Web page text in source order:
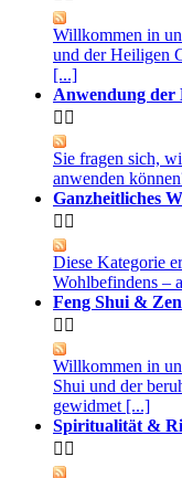
Willkommen in
und der Heiligen
[...]
Anwendung der
 
Sie fragen sich,
anwenden
Ganzheitliches
 
Diese Kategorie
Wohlbefindens –
Feng Shui &
 
Willkommen in
Shui und der
gewidmet [...]
Spiritualität &
 